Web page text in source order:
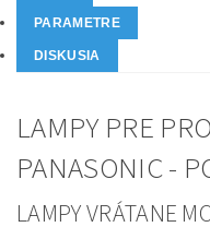
PARAMETRE
DISKUSIA
LAMPY PRE
PANASONIC -
LAMPY VRÁTANE